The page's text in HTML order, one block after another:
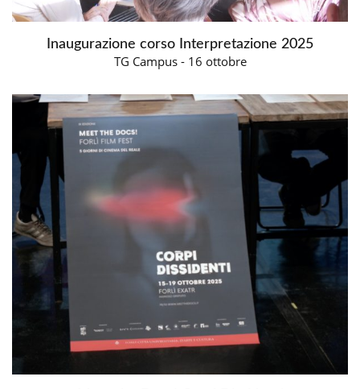
Inaugurazione corso Interpretazione 2025
TG Campus - 16 ottobre